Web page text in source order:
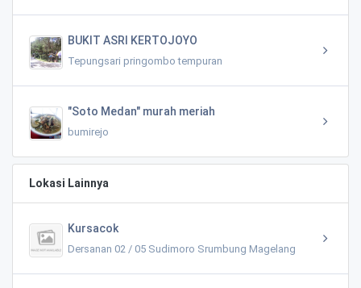
BUKIT ASRI KERTOJOYO
Tepungsari pringombo tempuran
"Soto Medan" murah meriah
bumirejo
Lokasi Lainnya
Kursacok
Dersanan 02 / 05 Sudimoro Srumbung Magelang